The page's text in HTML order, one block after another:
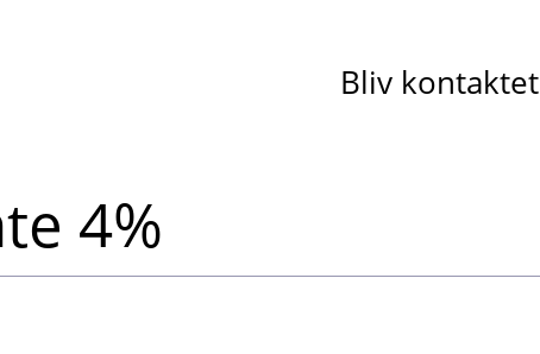
Bliv kontaktet
4%